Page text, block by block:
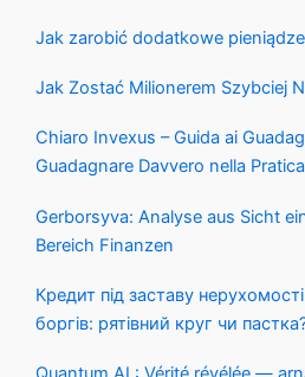
Jak zarobić dodatkowe
Jak Zostać Milionerem Szybciej
Chiaro Invexus – Guida ai
Guadagnare Davvero nella Pratica
Gerborsyva: Analyse aus Sicht
Bereich Finanzen
Кредит під заставу
боргів: рятівний круг чи